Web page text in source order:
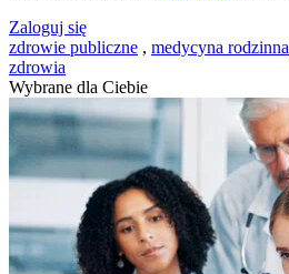
Zaloguj się
zdrowie publiczne , medycyna rodzinna
zdrowia
Wybrane dla Ciebie